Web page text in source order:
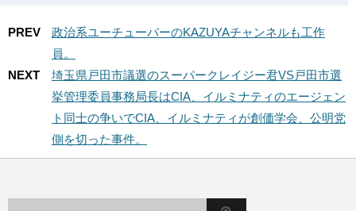
PREV
政治系ユーチューバーのKAZUYAチャンネルも工作
員。
NEXT
埼玉県戸田市議選のスーパークレイジー君VS戸田市選
挙管理委員事務局長はCIA、イルミナティのエージェン
ト同士の争いでCIA、イルミナティが創価学会、公明党
側を切った事件。